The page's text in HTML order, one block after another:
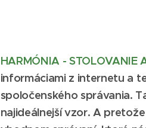
HARMÓNIA - STOLOVANIE
informáciami z internetu a
spoločenského správania.
najideálnejší vzor. A